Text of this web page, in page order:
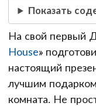
Показать
На свой первый
House»
настоящий
лучшим
комната. Не